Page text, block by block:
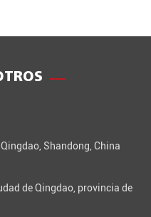
Shandong, China
de Qingdao, provincia de